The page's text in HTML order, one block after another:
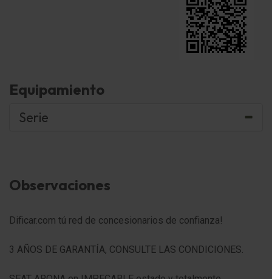
Equipamiento
Serie
Carrocería: 5 puertas
Observaciones
Dificar.com tú red de concesionarios de confianza!
3 AÑOS DE GARANTÍA, CONSULTE LAS CONDICIONES.